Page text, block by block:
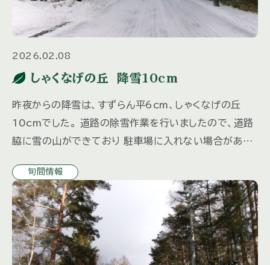
2026.02.08
しゃくなげの丘 降雪10cm
昨夜からの降雪は、すずらん平6cm、しゃくなげの丘
10cmでした。 道路の除雪作業を行いましたので、道路
脇に雪の山ができており 駐車場に入れない場合があり
雪いたしますの […]
旬間情報